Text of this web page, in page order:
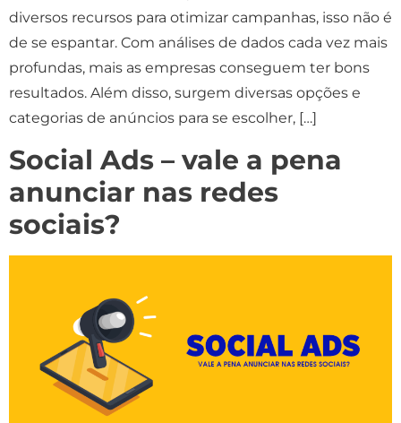
diversos recursos para otimizar campanhas, isso não é
de se espantar. Com análises de dados cada vez mais
profundas, mais as empresas conseguem ter bons
resultados. Além disso, surgem diversas opções e
categorias de anúncios para se escolher, […]
Social Ads – vale a pena
anunciar nas redes
sociais?